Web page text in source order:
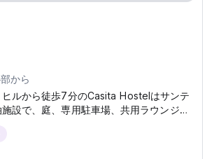
から
ルから徒歩7分のCasita Hostelはサンテ
設で、庭、専用駐車場、共用ラウンジ、
す。プレコロンビアン美術館から約1km